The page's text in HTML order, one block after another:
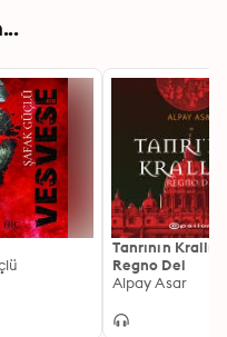
Tanrının
Regno Dei
Alpay Asar